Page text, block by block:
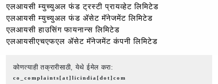
एलआयसी म्युच्युअल फंड ट्रस्टी प्रायव्हेट लिमिटेड
एलआयसी म्युच्युअल फंड ॲसेट मॅनेजमेंट लिमिटेड
एलआयसी हाउसिंग फायनान्स लिमिटेड
एलआयसीएचएफएल ॲसेट मॅनेजमेंट कंपनी लिमिटेड
कोणत्याही तक्रारीसाठी, येथे ईमेल करा:
co_complaints[at]licindia[dot]com